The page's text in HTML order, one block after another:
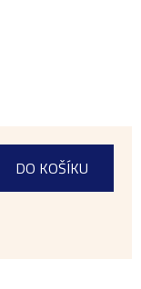
DO KOŠÍKU